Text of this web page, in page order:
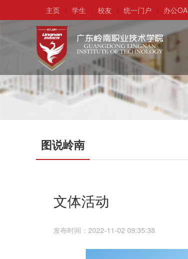
主页 | 学生 | 校友 | 统一门户 | 办公OA
图说岭南
文体活动
发布时间：2022-11-02 09:35:38